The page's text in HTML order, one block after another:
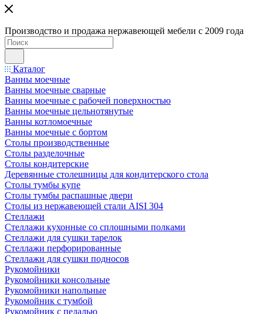
Производство и продажа нержавеющей мебели с 2009 года
Каталог
Ванны моечные
Ванны моечные сварные
Ванны моечные с рабочей поверхностью
Ванны моечные цельнотянутые
Ванны котломоечные
Ванны моечные с бортом
Столы производственные
Столы разделочные
Столы кондитерские
Деревянные столешницы для кондитерского стола
Столы тумбы купе
Столы тумбы распашные двери
Столы из нержавеющей стали AISI 304
Стеллажи
Стеллажи кухонные со сплошными полками
Стеллажи для сушки тарелок
Стеллажи перфорированные
Стеллажи для сушки подносов
Рукомойники
Рукомойники консольные
Рукомойники напольные
Рукомойник с тумбой
Рукомойник с педалью